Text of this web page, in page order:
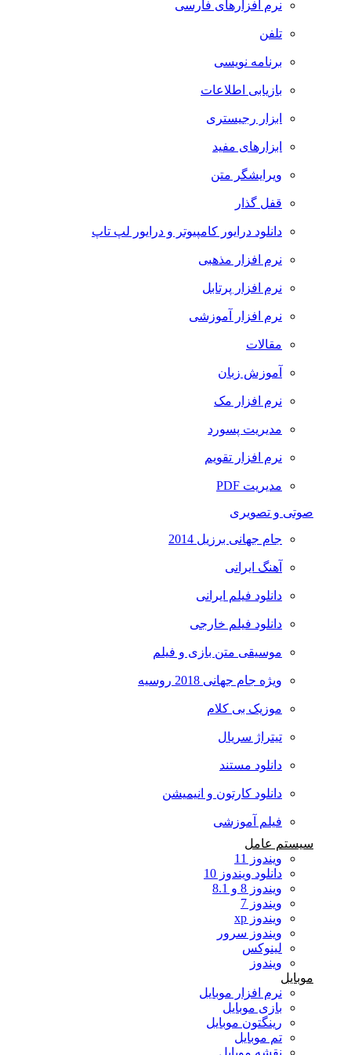
نرم افزارهای فارسی
تلفن
برنامه نویسی
بازیابی اطلاعات
ابزار رجیستری
ابزارهای مفید
ویرایشگر متن
قفل گذار
دانلود درایور کامپیوتر و درایور لپ تاپ
نرم افزار مذهبی
نرم افزار پرتابل
نرم افزار آموزشی
مقالات
آموزش زبان
نرم افزار مک
مدیریت پسورد
نرم افزار تقویم
مدیریت PDF
صوتی و تصویری
جام جهانی برزیل 2014
آهنگ ایرانی
دانلود فیلم ایرانی
دانلود فیلم خارجی
موسیقی متن بازی و فیلم
ویژه جام جهانی 2018 روسیه
موزیک بی کلام
تیتراژ سریال
دانلود مستند
دانلود کارتون و انیمیشن
فیلم آموزشی
سیستم عامل
ویندوز 11
دانلود ویندوز 10
ویندوز 8 و 8.1
ویندوز 7
ویندوز xp
ویندوز سرور
لینوکس
ویندوز
موبایل
نرم افزار موبایل
بازی موبایل
رینگتون موبایل
تم موبایل
نقشه موبایل